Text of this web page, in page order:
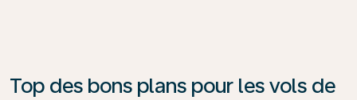
Top des bons plans pour les vols de